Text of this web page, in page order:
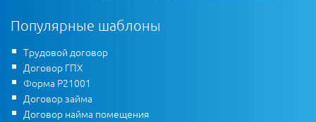
Популярные шаблоны
Трудовой договор
Договор ГПХ
Форма Р21001
Договор займа
Договор найма помещения